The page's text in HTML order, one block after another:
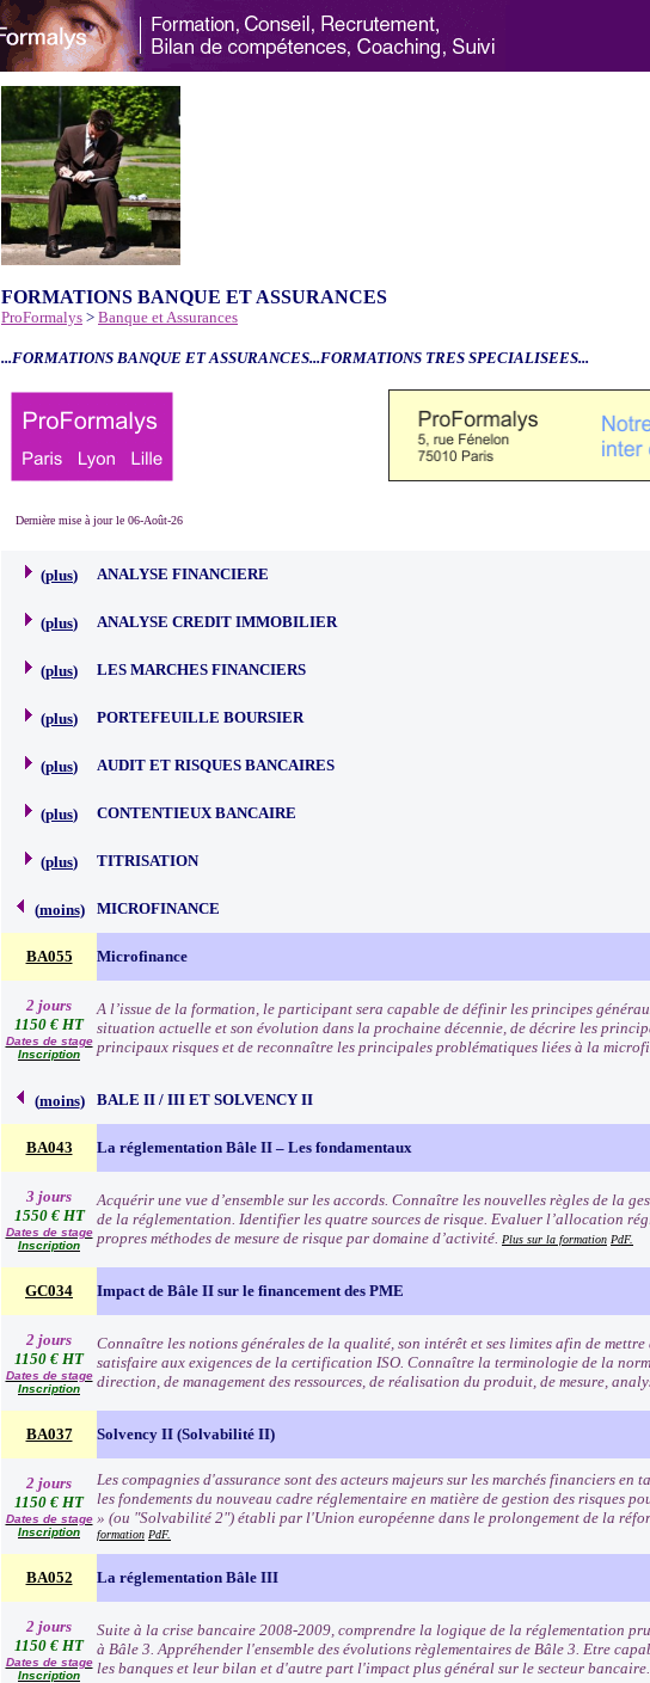
FORMATIONS BANQUE ET ASSURANCES
ProFormalys > Banque et Assurances
...FORMATIONS BANQUE ET ASSURANCES...FORMATIONS TRES SPECIALISEES...
Dernière mise à jour le 06-Août-26
(plus) ANALYSE FINANCIERE
(plus) ANALYSE CREDIT IMMOBILIER
(plus) LES MARCHES FINANCIERS
(plus) PORTEFEUILLE BOURSIER
(plus) AUDIT ET RISQUES BANCAIRES
(plus) CONTENTIEUX BANCAIRE
(plus) TITRISATION
(moins) MICROFINANCE
BA055 Microfinance
2 jours
1150 € HT
Dates de stage
Inscription
A l’issue de la formation, le participant sera capable de définir les principes
situation actuelle et son évolution dans la prochaine décennie, de décrire les
principaux risques et de reconnaître les principales problématiques liées à la
(moins) BALE II / III ET SOLVENCY II
BA043 La réglementation Bâle II – Les fondamentaux
3 jours
1550 € HT
Dates de stage
Inscription
Acquérir une vue d’ensemble sur les accords. Connaître les nouvelles règles de la
de la réglementation. Identifier les quatre sources de risque. Evaluer l’allocation
propres méthodes de mesure de risque par domaine d’activité. Plus sur la formation PdF.
GC034 Impact de Bâle II sur le financement des PME
2 jours
1150 € HT
Dates de stage
Inscription
Connaître les notions générales de la qualité, son intérêt et ses limites afin de
satisfaire aux exigences de la certification ISO. Connaître la terminologie de la
direction, de management des ressources, de réalisation du produit, de mesure,
BA037 Solvency II (Solvabilité II)
2 jours
1150 € HT
Dates de stage
Inscription
Les compagnies d'assurance sont des acteurs majeurs sur les marchés financiers
les fondements du nouveau cadre réglementaire en matière de gestion des risques
» (ou "Solvabilité 2") établi par l'Union européenne dans le prolongement de la
formation PdF.
BA052 La réglementation Bâle III
2 jours
1150 € HT
Dates de stage
Inscription
Suite à la crise bancaire 2008-2009, comprendre la logique de la réglementation
à Bâle 3. Appréhender l'ensemble des évolutions règlementaires de Bâle 3. Etre
les banques et leur bilan et d'autre part l'impact plus général sur le secteur bancaire.